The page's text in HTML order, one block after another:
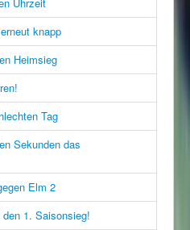
Uhrzeit
knapp
Heimsieg
Tag
Sekunden das
Elm 2
1. Saisonsieg!